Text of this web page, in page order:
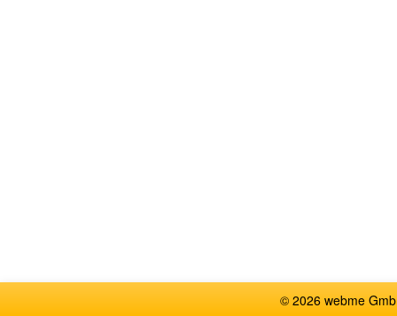
© 2026 webme